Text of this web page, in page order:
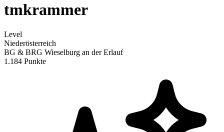
tmkrammer
Level
Niederösterreich
BG & BRG Wieselburg an der Erlauf
1.184 Punkte